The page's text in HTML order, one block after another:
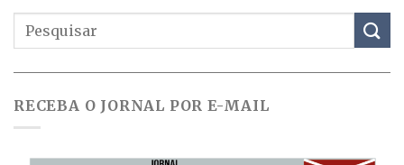
RECEBA O JORNAL POR E-MAIL